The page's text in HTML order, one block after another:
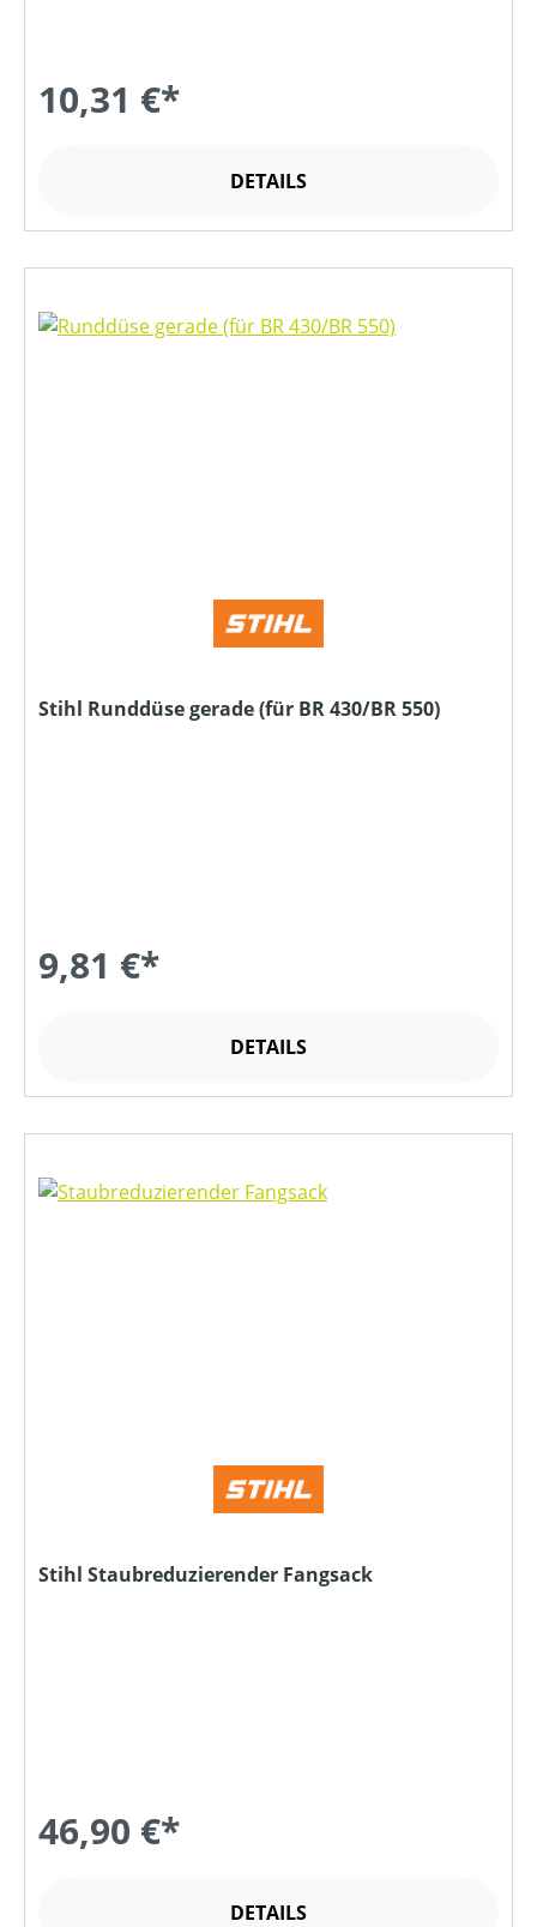
10,31 €*
DETAILS
Stihl Runddüse gerade (für BR 430/BR 550)
9,81 €*
DETAILS
Stihl Staubreduzierender Fangsack
46,90 €*
DETAILS